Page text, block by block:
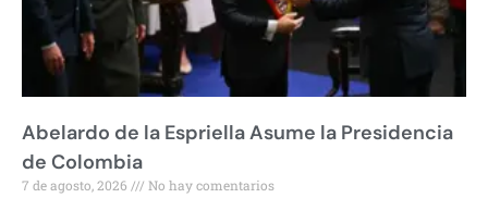
Abelardo de la Espriella Asume la Presidencia
de Colombia
7 de agosto, 2026 No hay comentarios